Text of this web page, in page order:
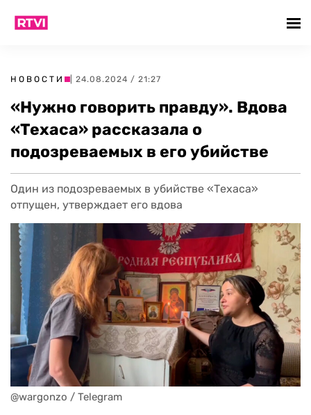
НОВОСТИ | 24.08.2024 / 21:27
«Нужно говорить правду». Вдова
«Техаса» рассказала о
подозреваемых в его убийстве
Один из подозреваемых в убийстве «Техаса»
отпущен, утверждает его вдова
@wargonzo / Telegram